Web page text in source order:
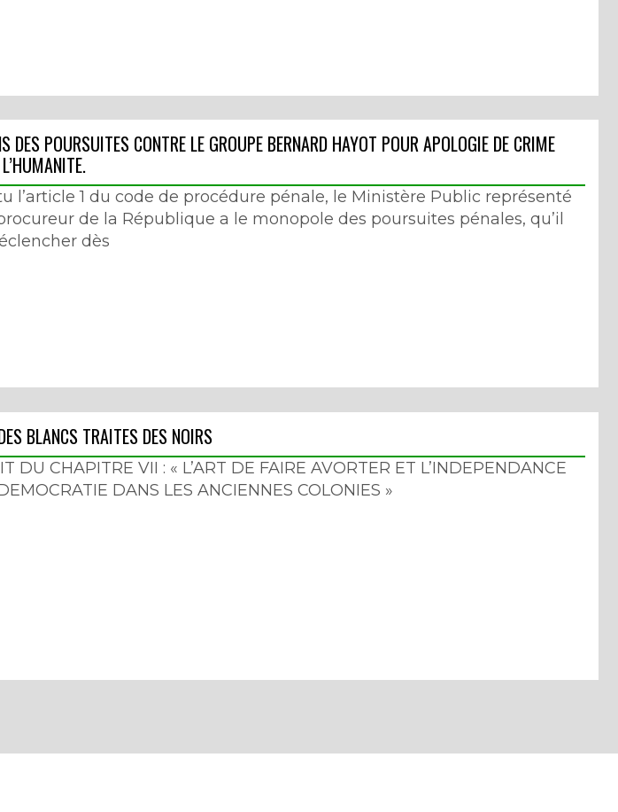
DES POURSUITES CONTRE LE GROUPE BERNARD HAYOT POUR APOLOGIE DE CRIME
l’article 1 du code de procédure pénale, le Ministère Public représenté
de la République a le monopole des poursuites pénales, qu’il
dès
BLANCS TRAITES DES NOIRS
DU CHAPITRE VII : « L’ART DE FAIRE AVORTER ET L’INDEPENDANCE
DANS LES ANCIENNES COLONIES »